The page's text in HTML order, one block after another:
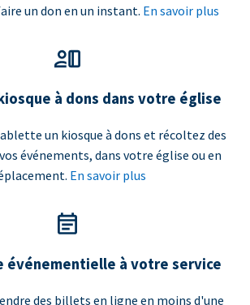
un don en un instant. En savoir plus
à dons dans votre église
un kiosque à dons et récoltez des
événements, dans votre église ou en
En savoir plus
événementielle à votre service
des billets en ligne en moins d'une